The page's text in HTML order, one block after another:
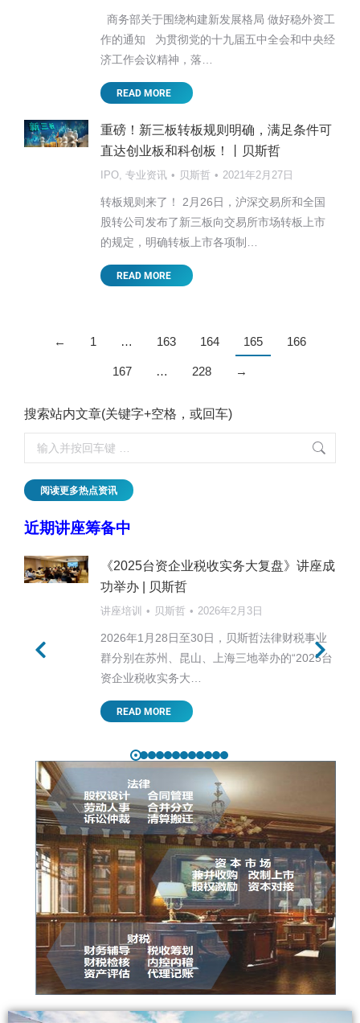
商务部关于围绕构建新发展格局 做好稳外资工
作的通知 为贯彻党的十九届五中全会和中央经
济工作会议精神，落…
READ MORE
重磅！新三板转板规则明确，满足条件可
直达创业板和科创板！丨贝斯哲
IPO, 专业资讯 贝斯哲 2021年2月27日
转板规则来了！ 2月26日，沪深交易所和全国
股转公司发布了新三板向交易所市场转板上市
的规定，明确转板上市各项制…
READ MORE
← 1 … 163 164 165 166
167 … 228 →
搜索站内文章(关键字+空格，或回车)
阅读更多热点资讯
近期讲座筹备中
《2025台资企业税收实务大复盘》讲座成
功举办 | 贝斯哲
讲座培训 贝斯哲 2026年2月3日
2026年1月28日至30日，贝斯哲法律财税事业
群分别在苏州、昆山、上海三地举办的“2025台
资企业税收实务大…
READ MORE